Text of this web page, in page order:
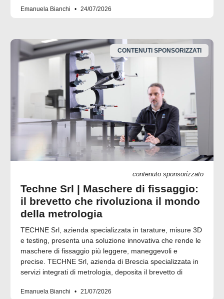
Emanuela Bianchi 24/07/2026
CONTENUTI SPONSORIZZATI
contenuto sponsorizzato
Techne Srl | Maschere di fissaggio:
il brevetto che rivoluziona il mondo
della metrologia
TECHNE Srl, azienda specializzata in tarature, misure 3D
e testing, presenta una soluzione innovativa che rende le
maschere di fissaggio più leggere, maneggevoli e
precise. TECHNE Srl, azienda di Brescia specializzata in
servizi integrati di metrologia, deposita il brevetto di
Emanuela Bianchi 21/07/2026